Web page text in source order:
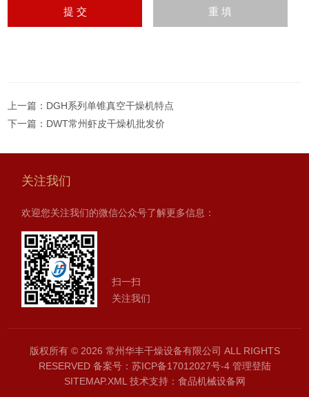
上一篇： DGH系列单锥真空干燥机特点
下一篇： DWT常州虾皮干燥机批发价
关注我们
欢迎您关注我们的微信公众号了解更多信息：
扫一扫
关注我们
版权所有 © 2026 常州华丰干燥设备有限公司 ALL RIGHTS
RESERVED 备案号：苏ICP备17012027号-4 管理登陆
SITEMAP.XML技术支持： 食品机械设备网